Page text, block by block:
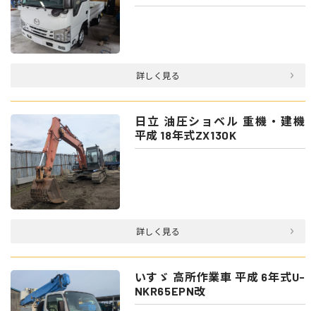
詳しく見る
日立 油圧ショベル 重機・建機
平成 18年式ZX130K
詳しく見る
いすゞ 高所作業車 平成 6年式U-
NKR65EPN改